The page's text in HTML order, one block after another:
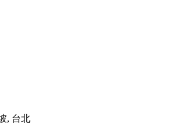
, 台北